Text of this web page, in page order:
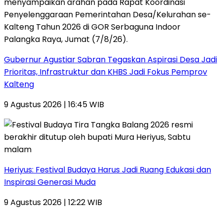
Gubernur Agustiar Sabran Tegaskan Aspirasi Desa Jadi
Prioritas, Infrastruktur dan KHBS Jadi Fokus Pemprov
Kalteng
9 Agustus 2026 | 16:45 WIB
Heriyus: Festival Budaya Harus Jadi Ruang Edukasi dan
Inspirasi Generasi Muda
9 Agustus 2026 | 12:22 WIB